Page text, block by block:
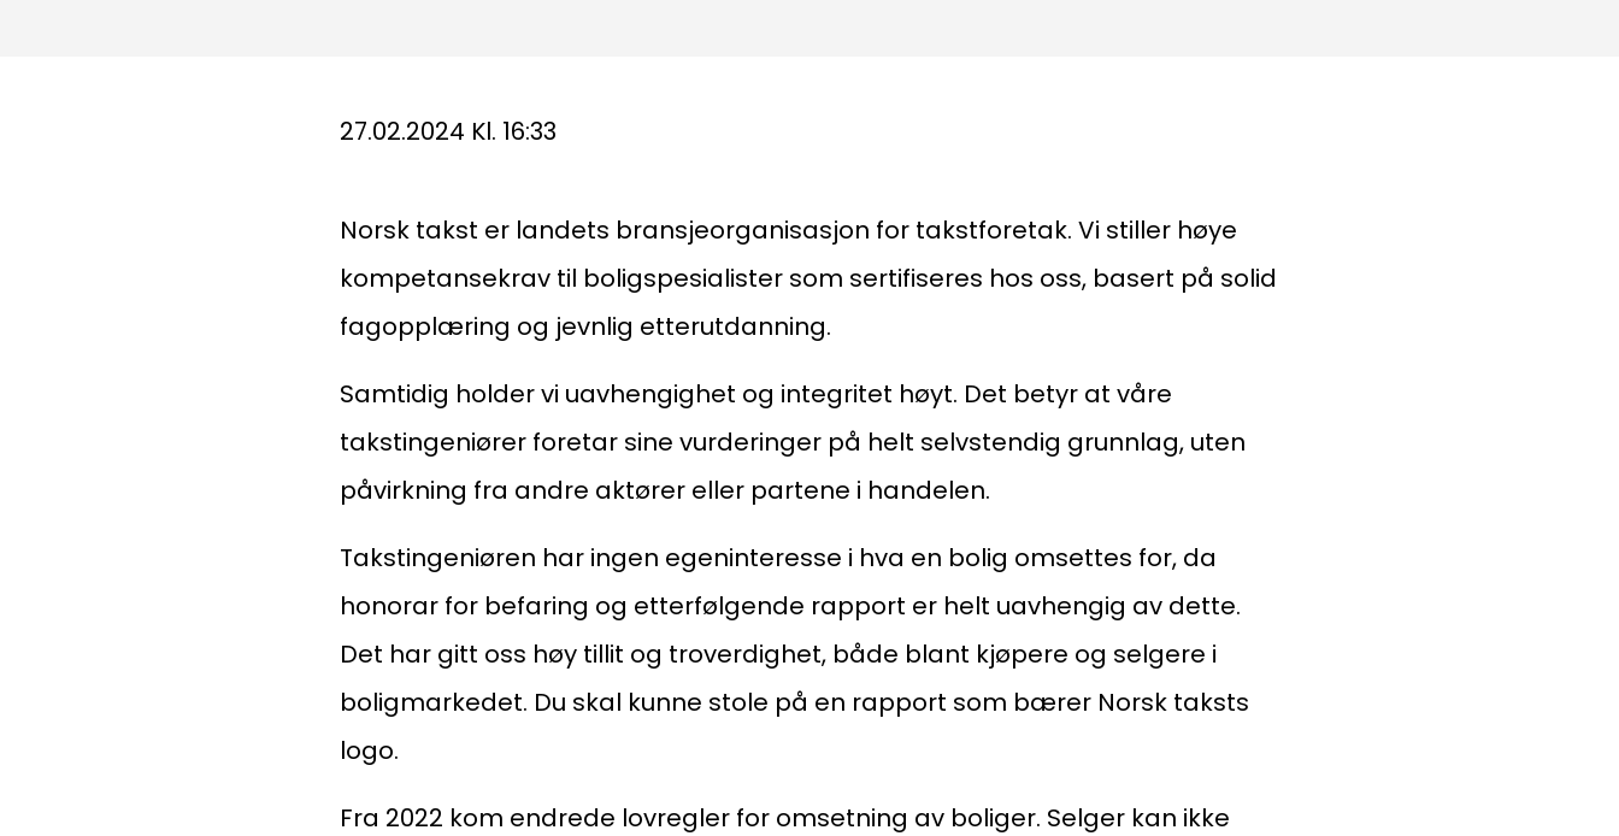
27.02.2024 Kl. 16:33
Norsk takst er landets bransjeorganisasjon for takstforetak. Vi stiller høye
kompetansekrav til boligspesialister som sertifiseres hos oss, basert på solid
fagopplæring og jevnlig etterutdanning.
Samtidig holder vi uavhengighet og integritet høyt. Det betyr at våre
takstingeniører foretar sine vurderinger på helt selvstendig grunnlag, uten
påvirkning fra andre aktører eller partene i handelen.
Takstingeniøren har ingen egeninteresse i hva en bolig omsettes for, da
honorar for befaring og etterfølgende rapport er helt uavhengig av dette.
Det har gitt oss høy tillit og troverdighet, både blant kjøpere og selgere i
boligmarkedet. Du skal kunne stole på en rapport som bærer Norsk taksts
logo.
Fra 2022 kom endrede lovregler for omsetning av boliger. Selger kan ikke